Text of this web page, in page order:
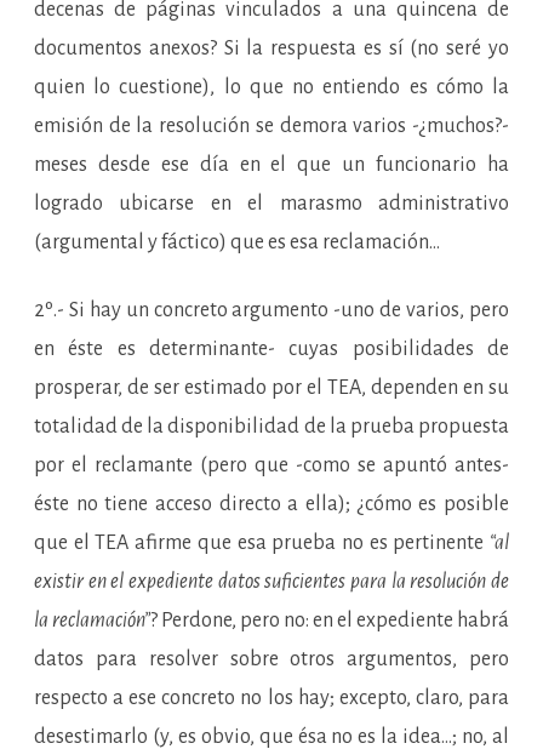
decenas de páginas vinculados a una quincena de
documentos anexos? Si la respuesta es sí (no seré yo
quien lo cuestione), lo que no entiendo es cómo la
emisión de la resolución se demora varios -¿muchos?-
meses desde ese día en el que un funcionario ha
logrado ubicarse en el marasmo administrativo
(argumental y fáctico) que es esa reclamación…
2º.- Si hay un concreto argumento -uno de varios, pero
en éste es determinante- cuyas posibilidades de
prosperar, de ser estimado por el TEA, dependen en su
totalidad de la disponibilidad de la prueba propuesta
por el reclamante (pero que -como se apuntó antes-
éste no tiene acceso directo a ella); ¿cómo es posible
que el TEA afirme que esa prueba no es pertinente “al
existir en el expediente datos suficientes para la resolución de
la reclamación”? Perdone, pero no: en el expediente habrá
datos para resolver sobre otros argumentos, pero
respecto a ese concreto no los hay; excepto, claro, para
desestimarlo (y, es obvio, que ésa no es la idea…; no, al